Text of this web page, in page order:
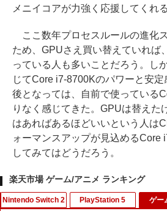
メニイコアが力強く応援してくれ
ここ数年プロセスルールの進化
ため、GPUさえ買い替えていれば
っている人も多いことだろう。し
じてCore i7-8700Kのパワーと安
後となっては、自前で使っている
りなく感じてきた。GPUは替えた
はあればあるほどいいという人は
ォーマンスアップが見込めるCore
してみてはどうだろう。
楽天市場 ゲーム/アニメ ランキング
Nintendo Switch 2 PlayStation 5 ゲー